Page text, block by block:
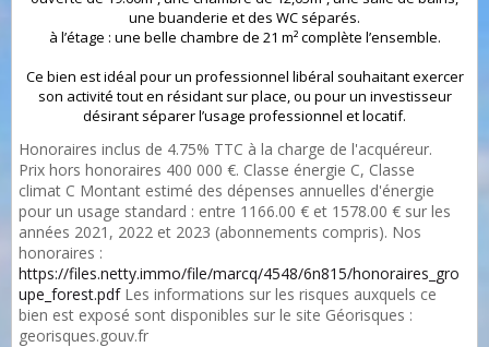
une buanderie et des WC séparés.
à l’étage : une belle chambre de 21 m² complète l’ensemble.
Ce bien est idéal pour un professionnel libéral souhaitant exercer
son activité tout en résidant sur place, ou pour un investisseur
désirant séparer l’usage professionnel et locatif.
Honoraires inclus de 4.75% TTC à la charge de l'acquéreur.
Prix hors honoraires 400 000 €. Classe énergie C, Classe
climat C Montant estimé des dépenses annuelles d'énergie
pour un usage standard : entre 1166.00 € et 1578.00 € sur les
années 2021, 2022 et 2023 (abonnements compris). Nos
honoraires :
https://files.netty.immo/file/marcq/4548/6n815/honoraires_gro
upe_forest.pdfLes informations sur les risques auxquels ce
bien est exposé sont disponibles sur le site Géorisques :
georisques.gouv.fr